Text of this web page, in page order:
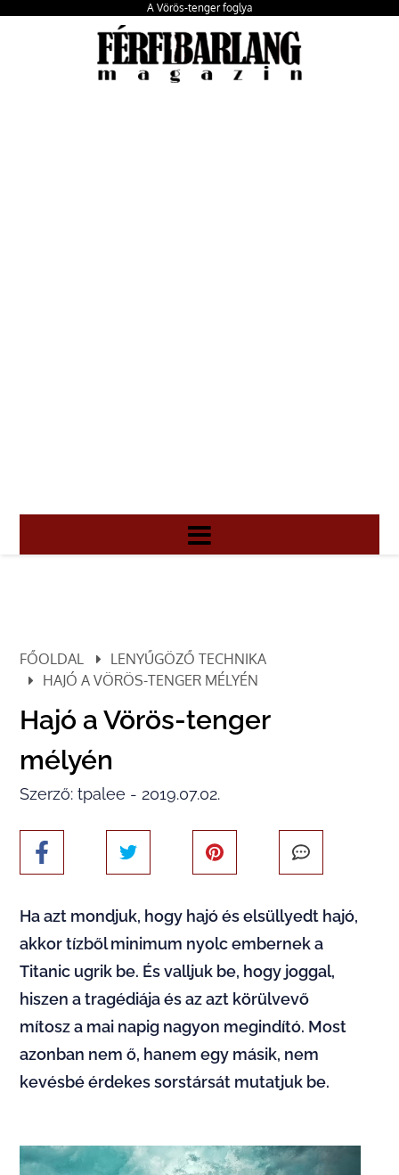
A Vörös-tenger foglya
FŐOLDAL
LENYŰGÖZŐ TECHNIKA
HAJÓ A VÖRÖS-TENGER MÉLYÉN
Hajó a Vörös-tenger
mélyén
Szerző: tpalee - 2019.07.02.
Ha azt mondjuk, hogy hajó és elsüllyedt hajó,
akkor tízből minimum nyolc embernek a
Titanic ugrik be. És valljuk be, hogy joggal,
hiszen a tragédiája és az azt körülvevő
mítosz a mai napig nagyon megindító. Most
azonban nem ő, hanem egy másik, nem
kevésbé érdekes sorstársát mutatjuk be.